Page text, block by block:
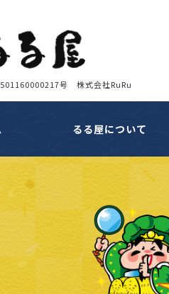
号 株式会社RuRu
るる屋について